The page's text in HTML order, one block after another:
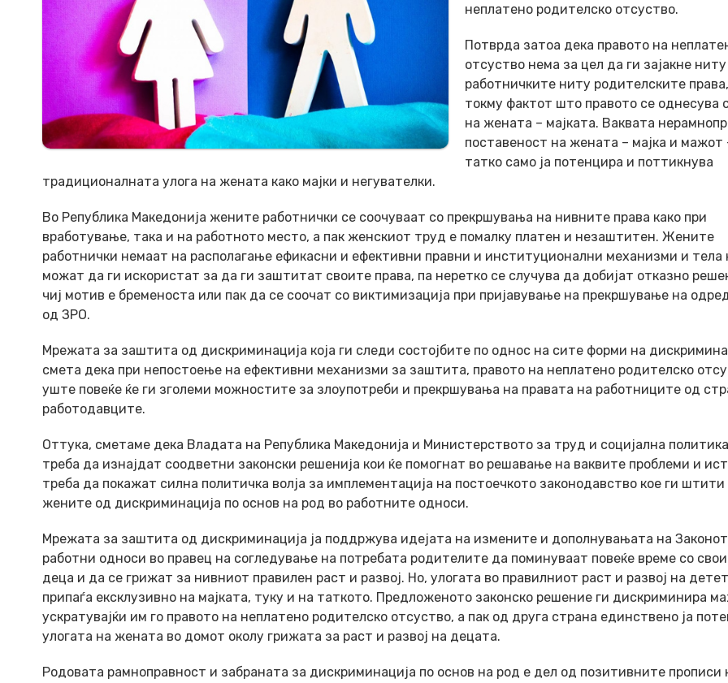
неплатено родителско отсуство.
Потврда затоа дека правото на
отсуство нема за цел да ги зајакне ниту
работничките ниту родителските
токму фактот што правото се однесува
на жената – мајката. Ваквата
поставеност на жената – мајка и мажот
татко само ја потенцира и поттикнува
традиционалната улога на жената како мајки и негувателки.
Во Република Македонија жените работнички се соочуваат со прекршувања на нивните права како при
вработување, така и на работното место, а пак женскиот труд е помалку платен и незаштитен. Жените
работнички немаат на располагање ефикасни и ефективни правни и институционални механизми и тела
можат да ги искористат за да ги заштитат своите права, па неретко се случува да добијат отказно
чиј мотив е бременоста или пак да се соочат со виктимизација при пријавување на прекршување на
од ЗРО.
Мрежата за заштита од дискриминација која ги следи состојбите по однос на сите форми на
смета дека при непостоење на ефективни механизми за заштита, правото на неплатено родителско
уште повеќе ќе ги зголеми можностите за злоупотреби и прекршувања на правата на работниците од
работодавците.
Оттука, сметаме дека Владата на Република Македонија и Министерството за труд и социјална политика
треба да изнајдат соодветни законски решенија кои ќе помогнат во решавање на ваквите проблеми и
треба да покажат силна политичка волја за имплементација на постоечкото законодавство кое ги штити
жените од дискриминација по основ на род во работните односи.
Мрежата за заштита од дискриминација ја поддржува идејата на измените и дополнувањата на
работни односи во правец на согледување на потребата родителите да поминуваат повеќе време со
деца и да се грижат за нивниот правилен раст и развој. Но, улогата во правилниот раст и развој на
припаѓа ексклузивно на мајката, туку и на таткото. Предложеното законско решение ги дискриминира
ускратувајќи им го правото на неплатено родителско отсуство, а пак од друга страна единствено ја
улогата на жената во домот околу грижата за раст и развој на децата.
Родовата рамноправност и забраната за дискриминација по основ на род е дел од позитивните прописи